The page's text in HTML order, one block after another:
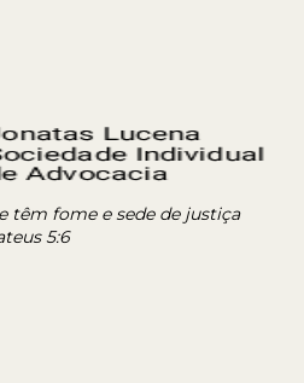
têm fome e sede de justiça
5:6